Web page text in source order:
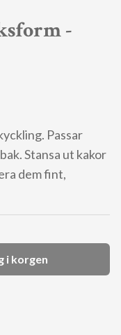
-
Passar
Stansa ut kakor
dem fint,
i korgen